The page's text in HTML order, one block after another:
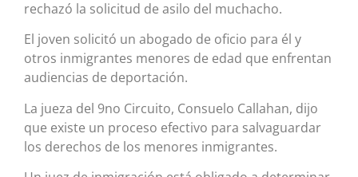
rechazó la solicitud de asilo del muchacho.
El joven solicitó un abogado de oficio para él y
otros inmigrantes menores de edad que enfrentan
audiencias de deportación.
La jueza del 9no Circuito, Consuelo Callahan, dijo
que existe un proceso efectivo para salvaguardar
los derechos de los menores inmigrantes.